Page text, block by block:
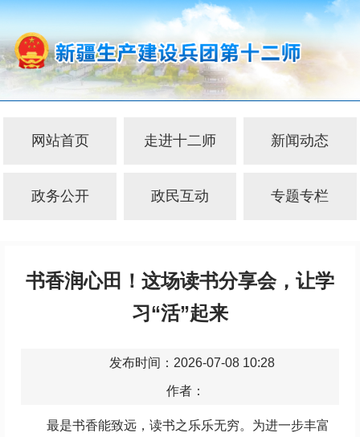
网站首页 走进十二师 新闻动态
政务公开 政民互动 专题专栏
书香润心田！这场读书分享会，让学
习“活”起来
发布时间：2026-07-08 10:28
作者：
最是书香能致远，读书之乐乐无穷。为进一步丰富